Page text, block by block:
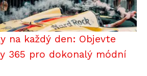
na každý den: Objevte
365 pro dokonalý módní